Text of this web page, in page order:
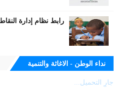
رابط نظام إدارة
نداء الوطن - الاغاثة والتنمية
جارٍ التحميل...